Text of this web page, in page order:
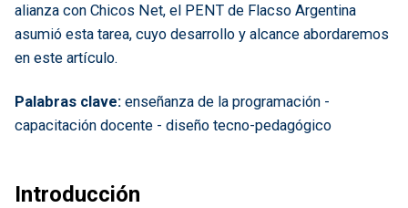
alianza con Chicos Net, el PENT de Flacso Argentina
asumió esta tarea, cuyo desarrollo y alcance abordaremos
en este artículo.
Palabras clave: enseñanza de la programación -
capacitación docente - diseño tecno-pedagógico
Introducción